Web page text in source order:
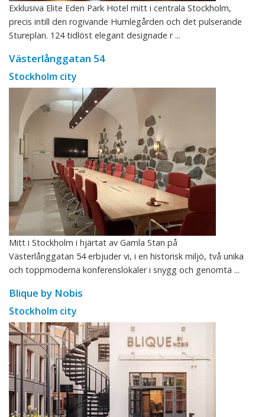
Exklusiva Elite Eden Park Hotel mitt i centrala Stockholm,
precis intill den rogivande Humlegården och det pulserande
Stureplan. 124 tidlöst elegant designade r ...
Västerlånggatan 54
Stockholm city
Mitt i Stockholm i hjärtat av Gamla Stan på
Västerlånggatan 54 erbjuder vi, i en historisk miljö, två unika
och toppmoderna konferenslokaler i snygg och genomtä ...
Blique by Nobis
Stockholm city